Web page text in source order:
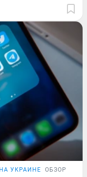
УКРАИНЕ ОБЗОР